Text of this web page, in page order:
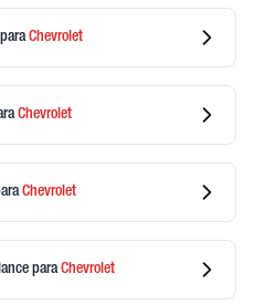
paraChevrolet
Chevrolet
Chevrolet
paraChevrolet